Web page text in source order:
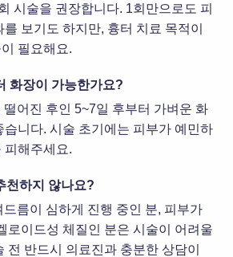
시술을 권장합니다. 1회만으로도 피
보기도 하지만, 흉터 치료 목적이
필요해요.
화장이 가능한가요?
어진 후인 5~7일 후부터 가벼운 화
습니다. 시술 초기에는 피부가 예민하
피해주세요.
천하지 않나요?
름이 심하게 진행 중인 분, 피부가
로이드성 체질인 분은 시술이 어려울
전 반드시 의료진과 충분한 상담이